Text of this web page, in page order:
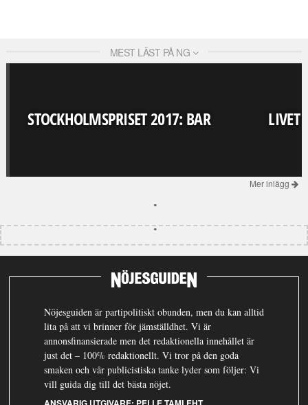
MEST LÄST PÅ NG
STOCKHOLMSPRISET 2017: BAR LIVET
Mer inlägg
Nöjesguiden är partipolitiskt obunden, men du kan alltid
lita på att vi brinner för jämställdhet. Vi är
annonsfinansierade men det redaktionella innehållet är
just det – 100% redaktionellt. Vi tror på den goda
smaken och vår publicistiska tanke lyder som följer: Vi
vill guida dig till det bästa nöjet.